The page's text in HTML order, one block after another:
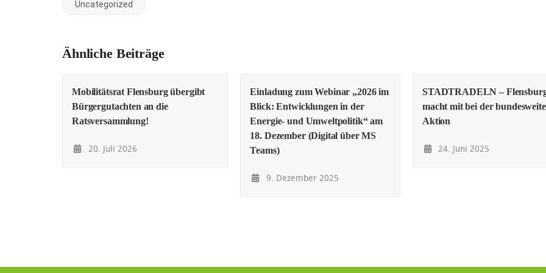
Uncategorized
Ähnliche Beiträge
Mobilitätsrat Flensburg übergibt
Bürgergutachten an die
Ratsversammlung!
20. Juli 2026
Einladung zum Webinar „2026 im
Blick: Entwicklungen in der
Energie- und Umweltpolitik“ am
18. Dezember (Digital über MS
Teams)
9. Dezember 2025
STADTRADELN –
macht mit bei der
Aktion
24. Juni 2025